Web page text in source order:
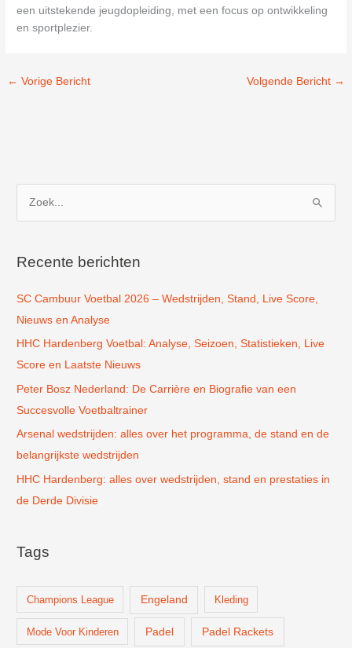
een uitstekende jeugdopleiding, met een focus op ontwikkeling
en sportplezier.
← Vorige Bericht Volgende Bericht →
k
a
a
r
:
Recente berichten
SC Cambuur Voetbal 2026 – Wedstrijden, Stand, Live Score,
Nieuws en Analyse
HHC Hardenberg Voetbal: Analyse, Seizoen, Statistieken, Live
Score en Laatste Nieuws
Peter Bosz Nederland: De Carrière en Biografie van een
Succesvolle Voetbaltrainer
Arsenal wedstrijden: alles over het programma, de stand en de
belangrijkste wedstrijden
HHC Hardenberg: alles over wedstrijden, stand en prestaties in
de Derde Divisie
Tags
Champions League Engeland Kleding
Mode Voor Kinderen Padel Padel Rackets